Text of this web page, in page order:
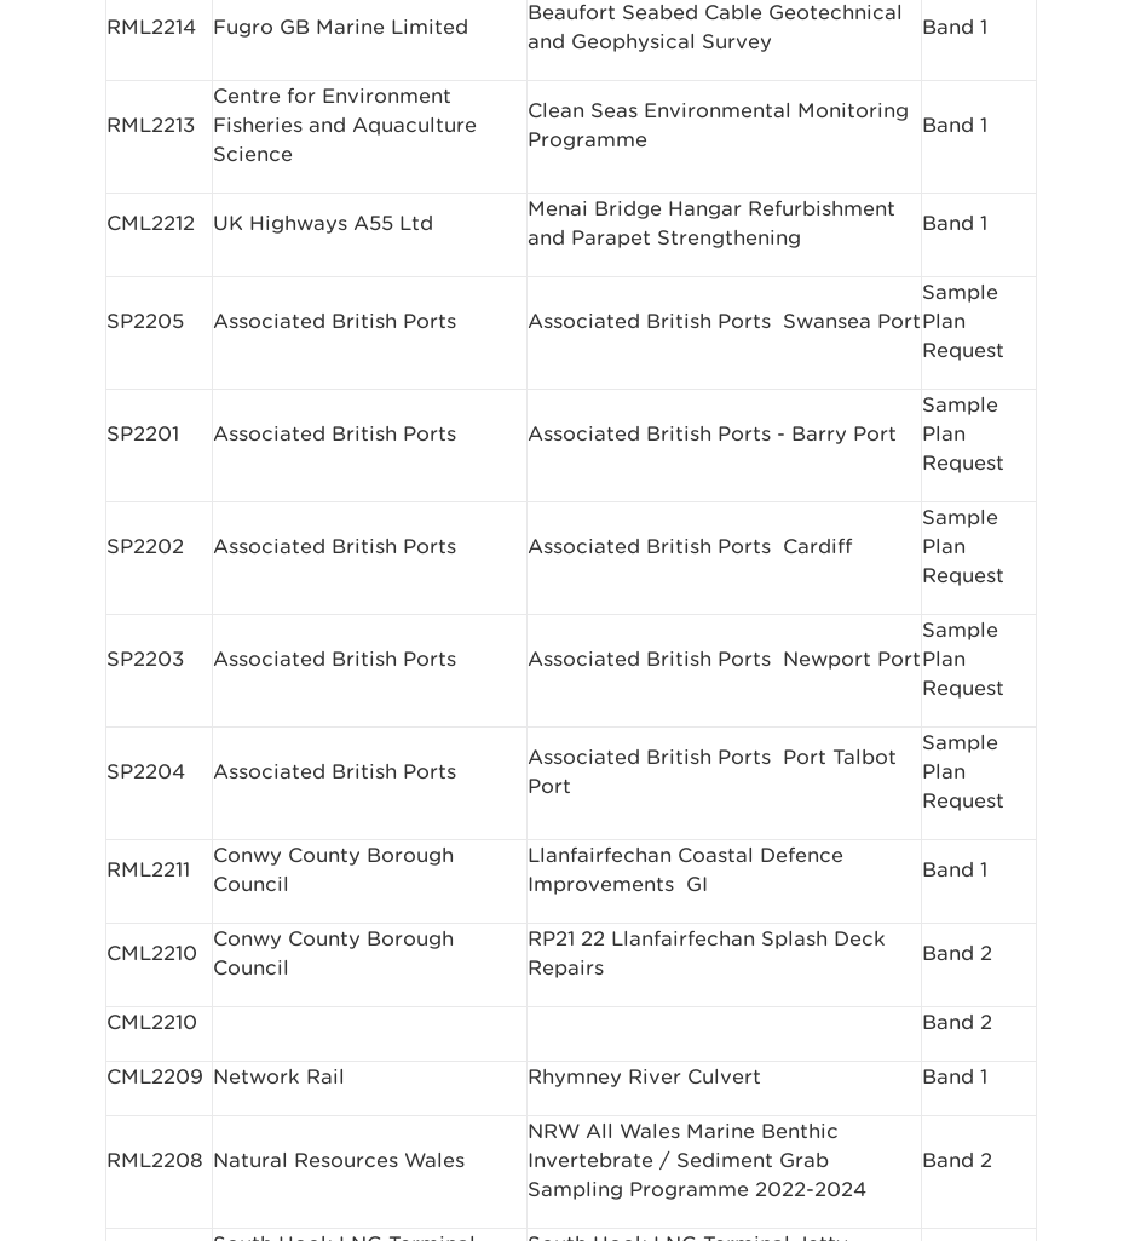
RML2214 Fugro GB Marine Limited
Beaufort Seabed Cable Geotechnical
and Geophysical Survey
Band 1
RML2213
Centre for Environment
Fisheries and Aquaculture
Science
Clean Seas Environmental Monitoring
Programme
Band 1
CML2212 UK Highways A55 Ltd
Menai Bridge Hangar Refurbishment
and Parapet Strengthening
Band 1
SP2205 Associated British Ports Associated British Ports ­ Swansea Port
Sample
Plan
Request
SP2201 Associated British Ports Associated British Ports - Barry Port
Sample
Plan
Request
SP2202 Associated British Ports Associated British Ports ­ Cardiff
Sample
Plan
Request
SP2203 Associated British Ports Associated British Ports ­ Newport Port
Sample
Plan
Request
SP2204 Associated British Ports
Associated British Ports ­ Port Talbot
Port
Sample
Plan
Request
RML2211
Conwy County Borough
Council
Llanfairfechan Coastal Defence
Improvements ­ GI
Band 1
CML2210
Conwy County Borough
Council
RP21 22 Llanfairfechan Splash Deck
Repairs
Band 2
CML2210 Band 2
CML2209 Network Rail Rhymney River Culvert Band 1
RML2208 Natural Resources Wales
NRW All Wales Marine Benthic
Invertebrate / Sediment Grab
Sampling Programme 2022-2024
Band 2